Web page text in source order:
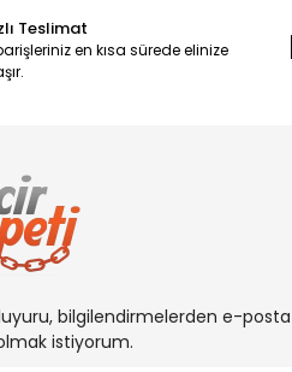
Teslimat
en kısa sürede elinize
bilgilendirmelerden e-posta
istiyorum.